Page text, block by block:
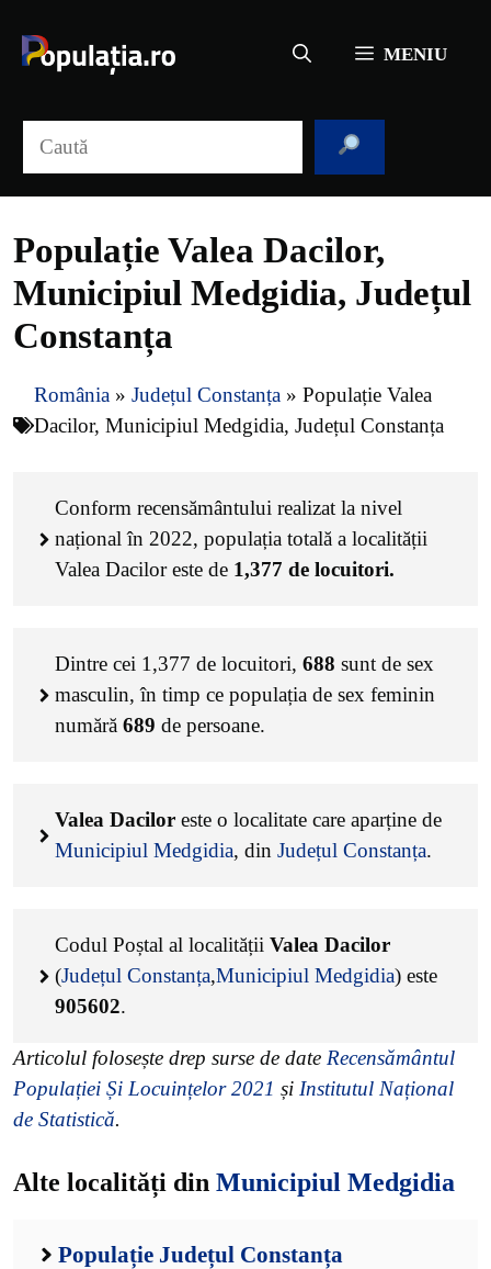
conținut
MENIU
Populație Valea Dacilor,
Municipiul Medgidia, Județul
Constanța
România » Județul Constanța » Populație Valea
Dacilor, Municipiul Medgidia, Județul Constanța
Conform recensământului realizat la nivel
național în 2022, populația totală a localității
Valea Dacilor este de 1,377 de locuitori.
Dintre cei 1,377 de locuitori, 688 sunt de sex
masculin, în timp ce populația de sex feminin
numără 689 de persoane.
Valea Dacilor este o localitate care aparține de
Municipiul Medgidia, din Județul Constanța.
Codul Poștal al localității Valea Dacilor
(Județul Constanța,Municipiul Medgidia) este
905602.
Articolul folosește drep surse de date Recensământul
Populației Și Locuințelor 2021 și Institutul Național
de Statistică.
Alte localități din Municipiul Medgidia
Populație Județul Constanța